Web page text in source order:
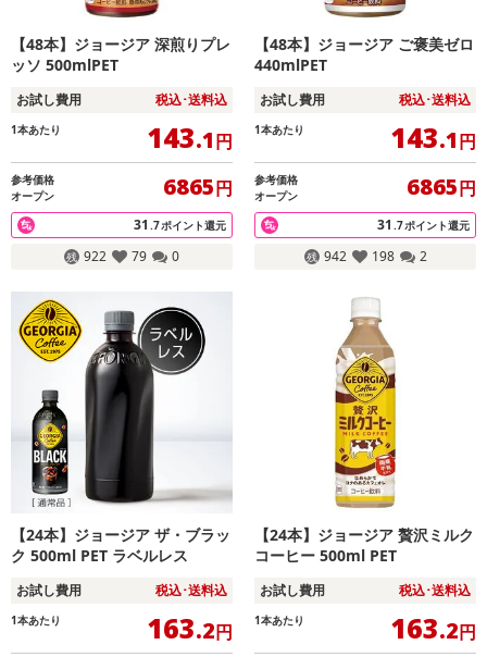
【48本】ジョージア 深煎りプレ
ッソ 500mlPET
お試し費用 税込･送料込
1本あたり 143.1円
参考価格
オープン
6865円
31 .7ポイント還元
922 79 0
【48本】ジョージア ご褒美ゼロ
440mlPET
お試し費用 税込･送料込
1本あたり 143.1円
参考価格
オープン
6865円
31 .7ポイント還元
942 198 2
【24本】ジョージア ザ・ブラッ
ク 500ml PET ラベルレス
お試し費用 税込･送料込
1本あたり 163.2円
【24本】ジョージア 贅沢ミルク
コーヒー 500ml PET
お試し費用 税込･送料込
1本あたり 163.2円